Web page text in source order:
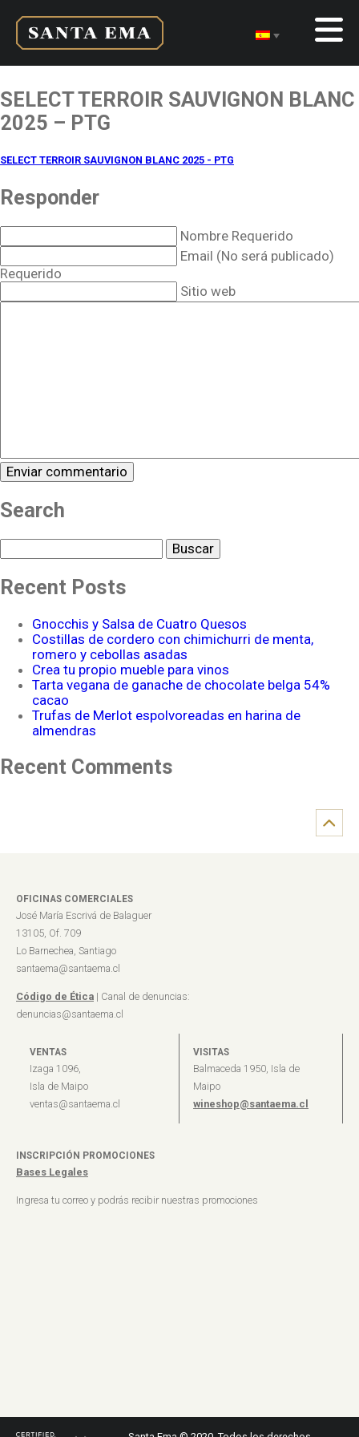
SELECT TERROIR SAUVIGNON BLANC
2025 – PTG
SELECT TERROIR SAUVIGNON BLANC 2025 - PTG
Responder
Nombre Requerido
Email (No será publicado)
Requerido
Sitio web
Search
Recent Posts
Gnocchis y Salsa de Cuatro Quesos
Costillas de cordero con chimichurri de menta,
romero y cebollas asadas
Crea tu propio mueble para vinos
Tarta vegana de ganache de chocolate belga 54%
cacao
Trufas de Merlot espolvoreadas en harina de
almendras
Recent Comments
OFICINAS COMERCIALES
José María Escrivá de Balaguer
13105, Of. 709
Lo Barnechea, Santiago
santaema@santaema.cl
Código de Ética | Canal de denuncias:
denuncias@santaema.cl
VENTAS
Izaga 1096,
Isla de Maipo
ventas@santaema.cl
VISITAS
Balmaceda 1950, Isla de
Maipo
wineshop@santaema.cl
INSCRIPCIÓN PROMOCIONES
Bases Legales
Ingresa tu correo y podrás recibir nuestras promociones